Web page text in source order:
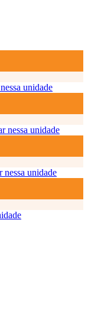
unidade
nessa unidade
nessa unidade